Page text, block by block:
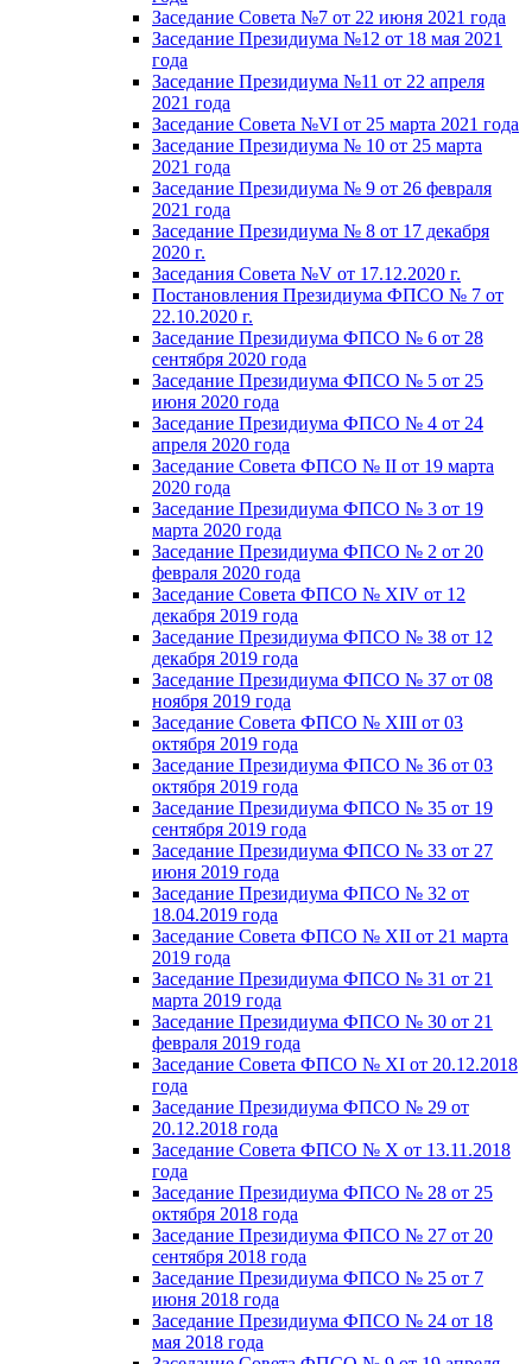
Заседание Совета №7 от 22 июня 2021 года
Заседание Президиума №12 от 18 мая 2021
года
Заседание Президиума №11 от 22 апреля
2021 года
Заседание Совета №VI от 25 марта 2021 года
Заседание Президиума № 10 от 25 марта
2021 года
Заседание Президиума № 9 от 26 февраля
2021 года
Заседание Президиума № 8 от 17 декабря
2020 г.
Заседания Совета №V от 17.12.2020 г.
Постановления Президиума ФПСО № 7 от
22.10.2020 г.
Заседание Президиума ФПСО № 6 от 28
сентября 2020 года
Заседание Президиума ФПСО № 5 от 25
июня 2020 года
Заседание Президиума ФПСО № 4 от 24
апреля 2020 года
Заседание Совета ФПСО № II от 19 марта
2020 года
Заседание Президиума ФПСО № 3 от 19
марта 2020 года
Заседание Президиума ФПСО № 2 от 20
февраля 2020 года
Заседание Совета ФПСО № XIV от 12
декабря 2019 года
Заседание Президиума ФПСО № 38 от 12
декабря 2019 года
Заседание Президиума ФПСО № 37 от 08
ноября 2019 года
Заседание Совета ФПСО № XIII от 03
октября 2019 года
Заседание Президиума ФПСО № 36 от 03
октября 2019 года
Заседание Президиума ФПСО № 35 от 19
сентября 2019 года
Заседание Президиума ФПСО № 33 от 27
июня 2019 года
Заседание Президиума ФПСО № 32 от
18.04.2019 года
Заседание Совета ФПСО № XII от 21 марта
2019 года
Заседание Президиума ФПСО № 31 от 21
марта 2019 года
Заседание Президиума ФПСО № 30 от 21
февраля 2019 года
Заседание Совета ФПСО № XI от 20.12.2018
года
Заседание Президиума ФПСО № 29 от
20.12.2018 года
Заседание Совета ФПСО № X от 13.11.2018
года
Заседание Президиума ФПСО № 28 от 25
октября 2018 года
Заседание Президиума ФПСО № 27 от 20
сентября 2018 года
Заседание Президиума ФПСО № 25 от 7
июня 2018 года
Заседание Президиума ФПСО № 24 от 18
мая 2018 года